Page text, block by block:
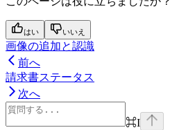
はい いいえ
画像の追加と認識
前へ
請求書ステータス
次へ
⌘I